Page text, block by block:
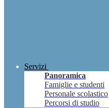
Servizi
Panoramica
Famiglie e studenti
Personale scolastico
Percorsi di studio